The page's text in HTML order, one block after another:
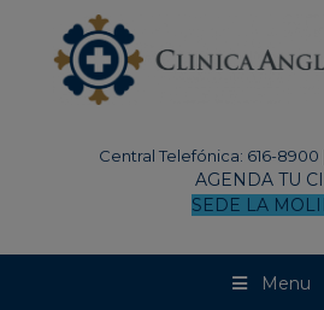
Central Telefónica: 616-8900
AGENDA TU
SEDE LA
Menu